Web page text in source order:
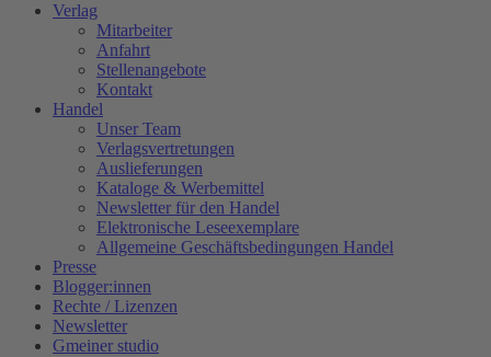
Verlag
Mitarbeiter
Anfahrt
Stellenangebote
Kontakt
Handel
Unser Team
Verlagsvertretungen
Auslieferungen
Kataloge & Werbemittel
Newsletter für den Handel
Elektronische Leseexemplare
Allgemeine Geschäftsbedingungen Handel
Presse
Blogger:innen
Rechte / Lizenzen
Newsletter
Gmeiner studio